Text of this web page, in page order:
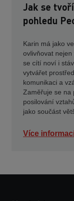
Jak se
pohledu
Karin má jako
ovlivňovat
se cítí noví i
vytvářet
komunikaci a
Zaměřuje se na
posilování
jako součást
Více